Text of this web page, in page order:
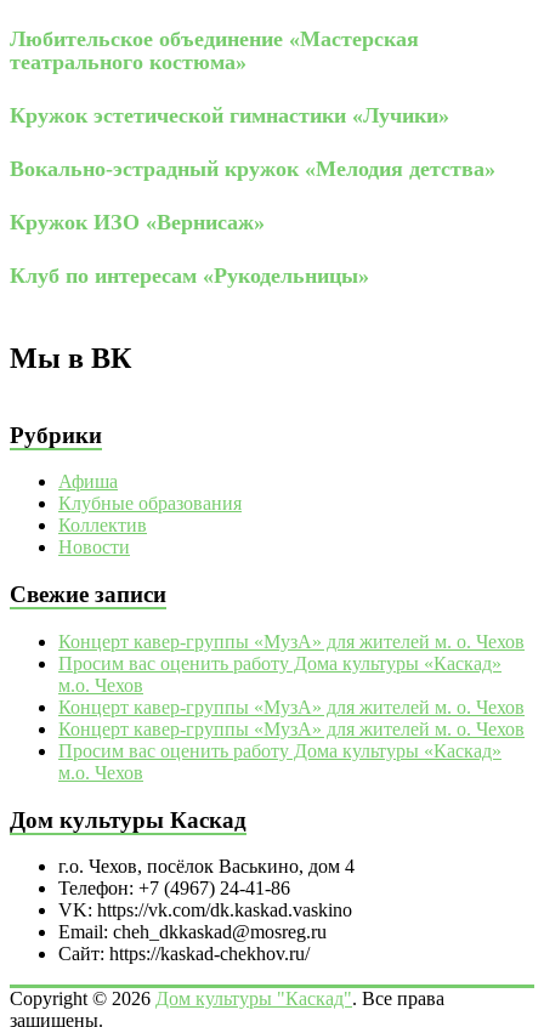
Любительское объединение «Мастерская
театрального костюма»
Кружок эстетической гимнастики «Лучики»
Вокально-эстрадный кружок «Мелодия детства»
Кружок ИЗО «Вернисаж»
Клуб по интересам «Рукодельницы»
Мы в ВК
Рубрики
Афиша
Клубные образования
Коллектив
Новости
Свежие записи
Концерт кавер-группы «МузА» для жителей м. о. Чехов
Просим вас оценить работу Дома культуры «Каскад»
м.о. Чехов
Концерт кавер-группы «МузА» для жителей м. о. Чехов
Концерт кавер-группы «МузА» для жителей м. о. Чехов
Просим вас оценить работу Дома культуры «Каскад»
м.о. Чехов
Дом культуры Каскад
г.о. Чехов, посёлок Васькино, дом 4
Телефон: +7 (4967) 24-41-86
VK: https://vk.com/dk.kaskad.vaskino
Email: cheh_dkkaskad@mosreg.ru
Сайт: https://kaskad-chekhov.ru/
Copyright © 2026 Дом культуры "Каскад". Все права
защищены.